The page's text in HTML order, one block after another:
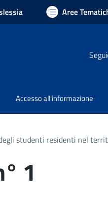
Aree
Accesso all'informazione
studenti residenti nel
1